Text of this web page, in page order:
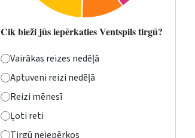
Cik bieži jūs iepērkaties Ventspils tirgū?
Vairākas reizes nedēļā
Aptuveni reizi nedēļā
Reizi mēnesī
Ļoti reti
Tirgū neiepērkos